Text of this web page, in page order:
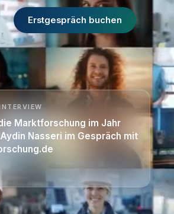
Erstgespräch buchen
Marktforschung im Jahr
Nasseri im Gespräch mit